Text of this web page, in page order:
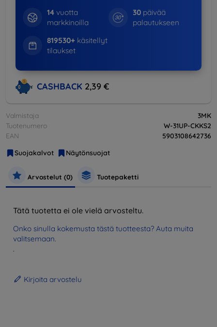
14vuotta
markkinoilla
30 päivää
palautukseen
819530+käsitellyt
tilaukset
CASHBACK 2,39 €
Valmistaja
3MK
Tuotenumero
W-31UP-CKKS2
EAN
5903108642736
Suojakalvot
Näytönsuojat
Arvostelut (0) Tuotepaketti
Tätä tuotetta ei ole vielä arvosteltu.
Onko sinulla kokemusta tästä tuotteesta? Auta muita
valitsemaan.
.
Kirjoita arvostelu